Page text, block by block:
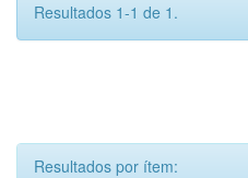
Resultados 1-1 de 1.
Resultados por ítem: